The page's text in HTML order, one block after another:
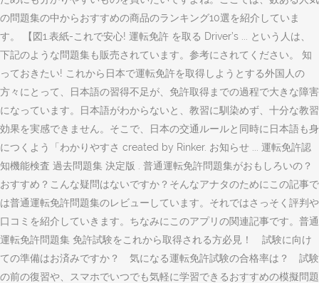
の問題集の中からおすすめの商品のランキング10選を紹介していま
す。 【図1.表紙-これで安心! 運転免許 を取る Driver’s ... という人は、
下記のような問題集も販売されています。参考にされてください。 知
っておきたい! これから日本で運転免許を取得しようとする外国人の
方々にとって、日本語の習得不足が、免許取得までの過程で大きな障害
になっています。日本語がわからないと、教習に馴染めず、十分な教習
効果を実感できません。そこで、日本の交通ルールと同時に日本語も身
につくよう「わかりやすさ created by Rinker. お知らせ ... 運転免許認
知機能検査 過去問題集 決定版 . 普通運転免許問題集がおもしろいの？
おすすめ？こんな疑問はないですか？そんなアナタのためにこの記事で
は普通運転免許問題集のレビューしています。それではさっそく評判や
口コミを紹介していきます。ちなみにこのアプリの関連記事です。普通
運転免許問題集 免許試験をこれから取得される方必見！ 試験に向け
ての準備はお済みですか？ 気になる運転免許試験の合格率は？ 試験
の前の復習や、スマホでいつでも気軽に学習できるおすすめの模擬問題